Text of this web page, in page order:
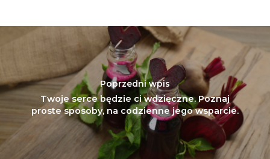
Poprzedni wpis
Twoje serce będzie ci wdzięczne. Poznaj
proste sposoby, na codzienne jego wsparcie.